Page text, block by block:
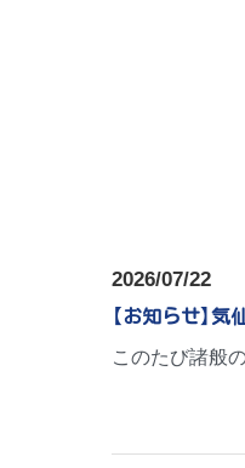
2026/07/22
【お知らせ】
このたび諸般